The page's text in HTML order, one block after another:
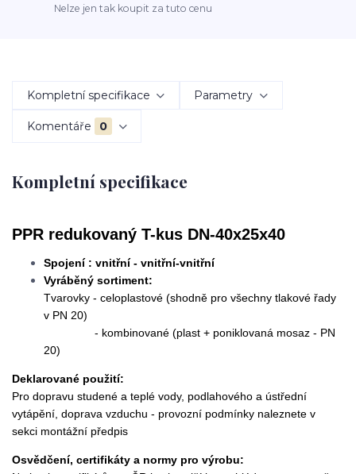
Nelze jen tak koupit za tuto cenu
Kompletní specifikace Parametry
Komentáře 0
Kompletní specifikace
PPR redukovaný T-kus DN-40x25x40
Spojení : vnitřní - vnitřní-vnitřní
Vyráběný sortiment:
Tvarovky - celoplastové (shodně pro všechny tlakové řady
v PN 20)
- kombinované (plast + poniklovaná mosaz - PN
20)
Deklarované použití:
Pro dopravu studené a teplé vody, podlahového a ústřední
vytápění, doprava vzduchu - provozní podmínky naleznete v
sekci montážní předpis
Osvědčení, certifikáty a normy pro výrobu: